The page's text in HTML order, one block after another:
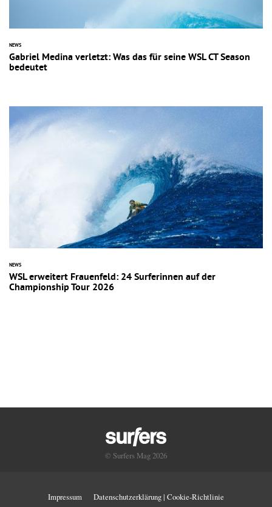
NEWS
Gabriel Medina verletzt: Was das für seine WSL CT Season
bedeutet
NEWS
WSL erweitert Frauenfeld: 24 Surferinnen auf der
Championship Tour 2026
© Surfers Mag 2026
Impressum Datenschutzerklärung | Cookie-Richtlinie